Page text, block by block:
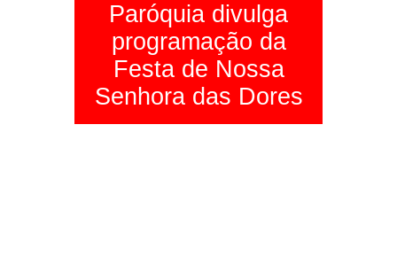
Paróquia divulga
programação da
Festa de Nossa
Senhora das Dores